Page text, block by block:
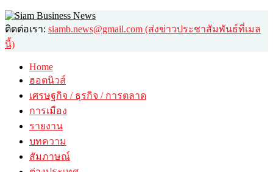
ติดต่อเรา: siamb.news@gmail.com (ส่งข่าวประชาสัมพันธ์ที่เมล
นี้)
Home
ฮอตนิวส์
เศรษฐกิจ / ธุรกิจ / การตลาด
การเมือง
รายงาน
บทความ
สัมภาษณ์